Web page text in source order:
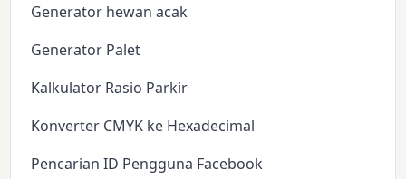
Generator hewan acak
Generator Palet
Kalkulator Rasio Parkir
Konverter CMYK ke Hexadecimal
Pencarian ID Pengguna Facebook